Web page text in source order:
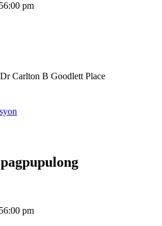
6:00 pm
Carlton B Goodlett Place
6:00 pm